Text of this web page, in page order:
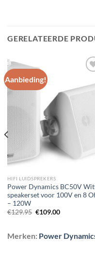
GERELATEERDE
Aanbieding!
HIFI LUIDSPREKERS
Power Dynamics BC50V
speakerset voor 100V en 8
– 120W
€129.95 Oorspronkelijke
€109.00Huidige
Merken: Power